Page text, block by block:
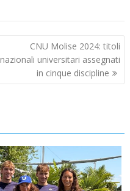
CNU Molise 2024: titoli
nazionali universitari assegnati
in cinque discipline